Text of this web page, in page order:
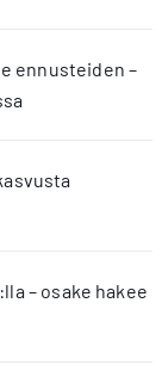
ennusteiden –
– osake hakee